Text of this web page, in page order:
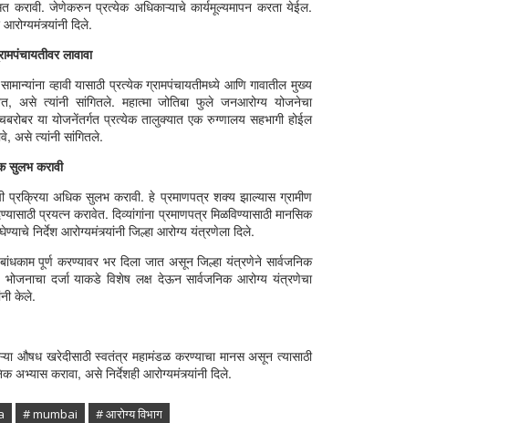
करावी. जेणेकरुन प्रत्येक अधिकाऱ्याचे कार्यमूल्यमापन करता येईल.
दिले.
लावावा
व्हावी यासाठी प्रत्येक ग्रामपंचायतीमध्ये आणि गावातील मुख्य
असे त्यांनी सांगितले. महात्मा जोतिबा फुले जनआरोग्य योजनेचा
या योजनेंतर्गत प्रत्येक तालुक्यात एक रुग्णालय सहभागी होईल
असे त्यांनी सांगितले.
सुलभ करावी
अधिक सुलभ करावी. हे प्रमाणपत्र शक्य झाल्यास ग्रामीण
प्रयत्न करावेत. दिव्यांगांना प्रमाणपत्र मिळविण्यासाठी मानसिक
निर्देश आरोग्यमंत्र्यांनी जिल्हा आरोग्य यंत्रणेला दिले.
पूर्ण करण्यावर भर दिला जात असून जिल्हा यंत्रणेने सार्वजनिक
दर्जा याकडे विशेष लक्ष देऊन सार्वजनिक आरोग्य यंत्रणेचा
केले.
खरेदीसाठी स्वतंत्र महामंडळ करण्याचा मानस असून त्यासाठी
अभ्यास करावा, असे निर्देशही आरोग्यमंत्र्यांनी दिले.
# mumbai # आरोग्य विभाग